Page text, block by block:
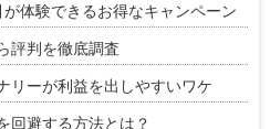
が体験できるお得なキャンペーン
評判を徹底調査
リーが利益を出しやすいワケ
回避する方法とは？